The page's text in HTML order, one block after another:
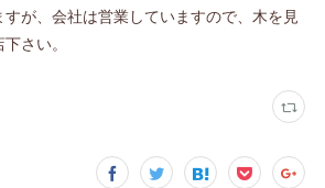
が、会社は営業していますので、木を見
さい。